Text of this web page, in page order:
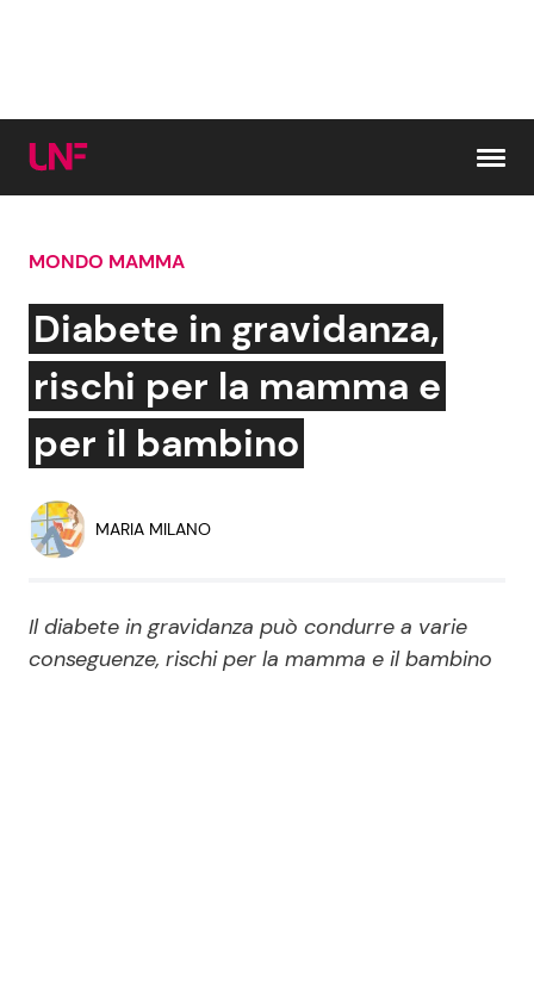
Cerca:
News e Cronaca
Attualità Italiana
Economia
Persone Scomparse
Gossip e TV
Bellezze VIP
Programmi TV
MONDO MAMMA
Diabete in gravidanza,
rischi per la mamma e
per il bambino
MARIA MILANO
Il diabete in gravidanza può condurre a varie
conseguenze, rischi per la mamma e il bambino